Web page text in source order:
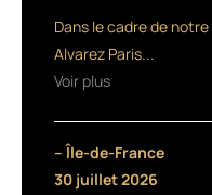
Beauty
Concept
poursuit
expansion
Dans le cadre de
Alvarez Paris...
Voir plus
– Île-de-France
30 juillet 2026